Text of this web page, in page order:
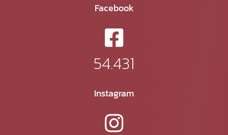
Facebook
54.431
Instagram